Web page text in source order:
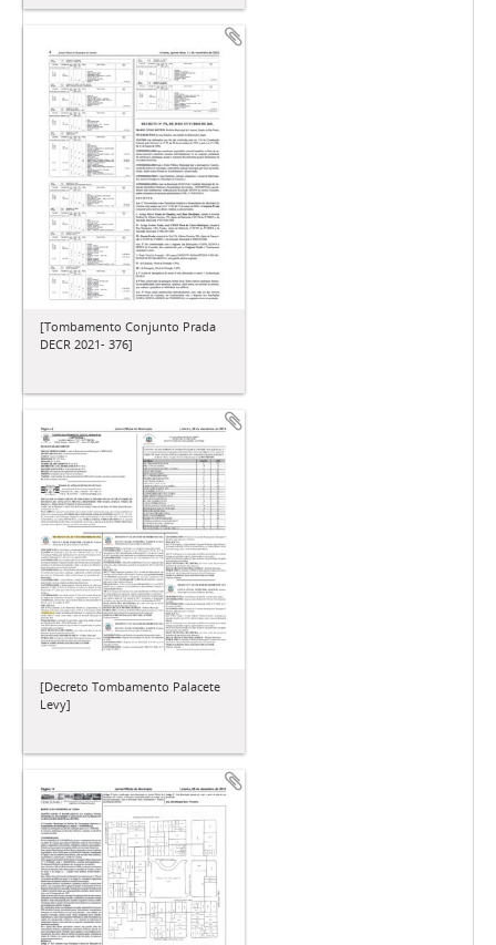
[Tombamento Conjunto Prada
DECR 2021- 376]
[Decreto Tombamento Palacete
Levy]